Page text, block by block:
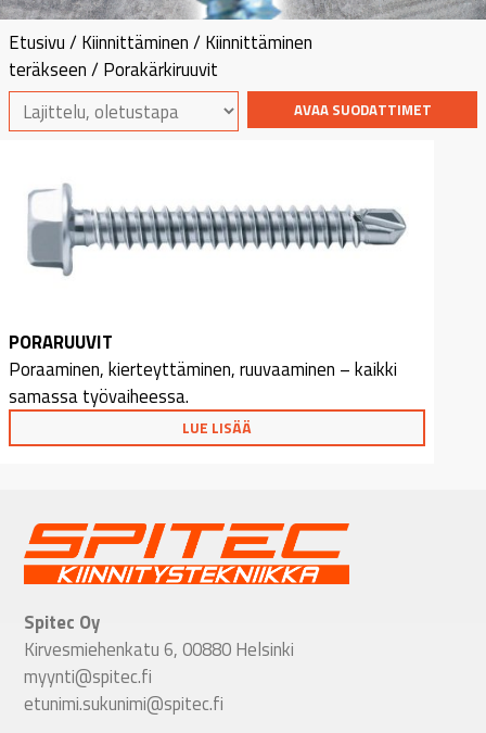
Etusivu / Kiinnittäminen / Kiinnittäminen
teräkseen / Porakärkiruuvit
AVAA SUODATTIMET
PORARUUVIT
Poraaminen, kierteyttäminen, ruuvaaminen – kaikki
samassa työvaiheessa.
LUE LISÄÄ
Spitec Oy
Kirvesmiehenkatu 6, 00880 Helsinki
myynti@spitec.fi
etunimi.sukunimi@spitec.fi